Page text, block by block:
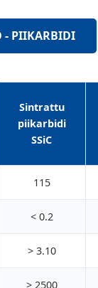
- PIIKARBIDI
Sintrattu
piikarbidi
SSiC
115
< 0.2
> 3.10
> 2500